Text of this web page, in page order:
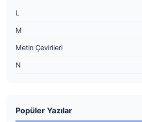
L
M
Metin Çevirileri
N
Popüler Yazılar